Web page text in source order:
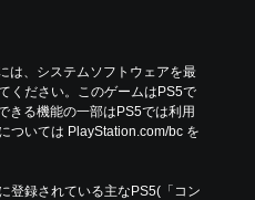
は、システムソフトウェアを最
ください。このゲームはPS5で
きる機能の一部はPS5では利用
ついては PlayStation.com/bc を
登録されている主なPS5(「コン